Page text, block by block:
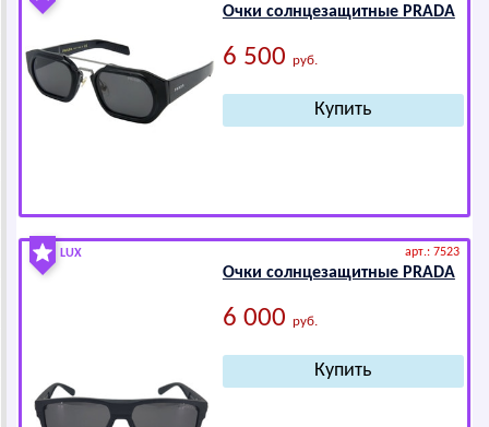
Очки солнцезащитные РRАDА
6 500 руб.
LUX арт.: 7523
Очки солнцезащитные РRАDА
6 000 руб.